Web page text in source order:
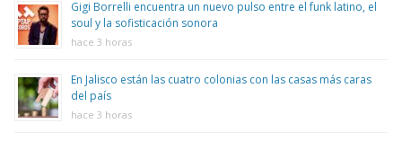
Gigi Borrelli encuentra un nuevo pulso entre el funk latino, el
soul y la sofisticación sonora
hace 3 horas
En Jalisco están las cuatro colonias con las casas más caras
del país
hace 3 horas